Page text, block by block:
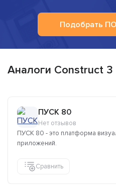
Подобрать ПО
Аналоги Construct 3
ПУСК 80
Нет отзывов
ПУСК 80 - это платформа
приложений.
Сравнить